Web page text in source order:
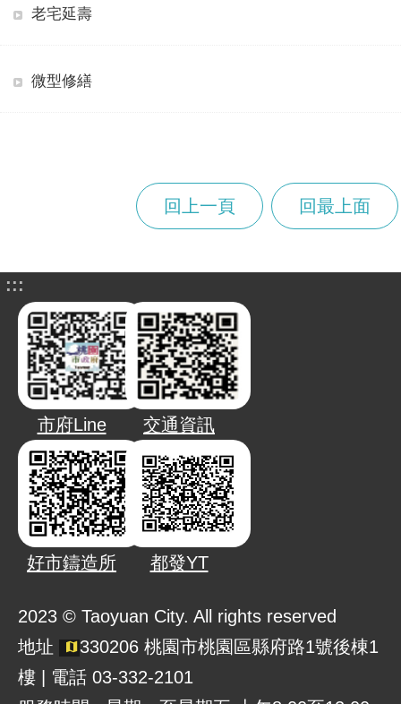
老宅延壽
微型修繕
回上一頁 回最上面
:::
市府Line
好市鑄造所
交通資訊
都發YT
2023 © Taoyuan City. All rights reserved
地址
330206 桃園市桃園區縣府路1號後棟1
樓 | 電話 03-332-2101